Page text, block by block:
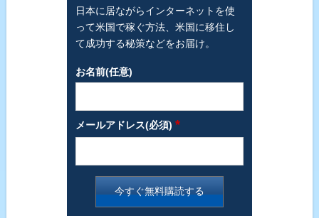
日本に居ながらインターネットを使
って米国で稼ぐ方法、米国に移住し
て成功する秘策などをお届け。
お名前(任意)
メールアドレス(必須) *